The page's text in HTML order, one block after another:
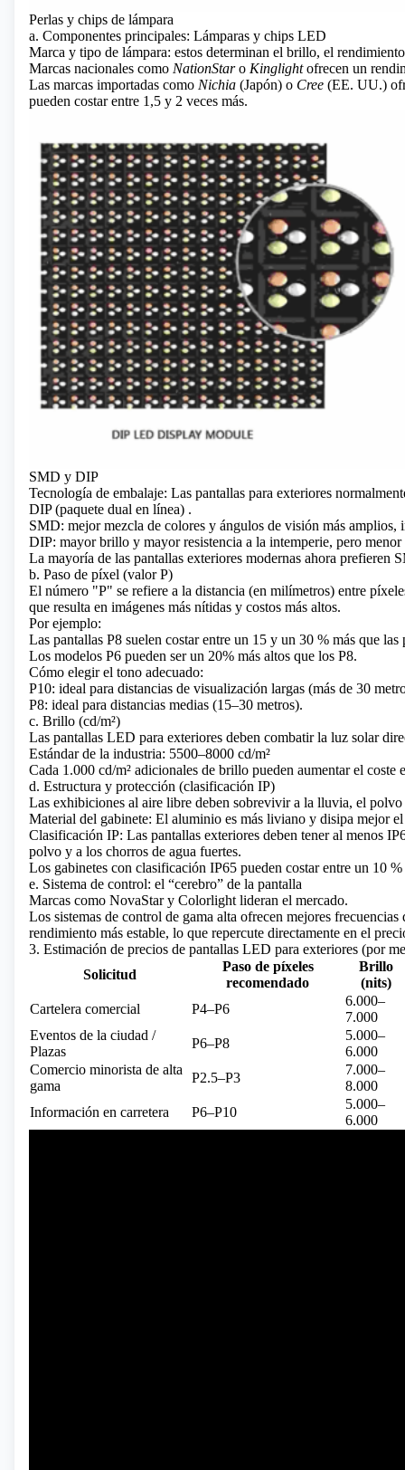
Perlas y chips de lámpara
a. Componentes principales: Lámparas y chips LED
Marca y tipo de lámpara: estos determinan el brillo, el
Marcas nacionales como NationStaro Kinglightofrecen un
Las marcas importadas como Nichia (Japón) o Cree (EE. UU.)
pueden costar entre 1,5 y 2 veces más.
SMD y DIP
Tecnología de embalaje: Las pantallas para exteriores
DIP (paquete dual en línea) .
SMD: mejor mezcla de colores y ángulos de visión más amplios,
DIP: mayor brillo y mayor resistencia a la intemperie, pero
La mayoría de las pantallas exteriores modernas ahora prefieren
b. Paso de píxel (valor P)
El número "P" se refiere a la distancia (en milímetros) entre
que resulta en imágenes más nítidas y costos más altos.
Por ejemplo:
Las pantallas P8 suelen costar entre un 15 y un 30 % más que las
Los modelos P6 pueden ser un 20% más altos que los P8.
Cómo elegir el tono adecuado:
P10: ideal para distancias de visualización largas (más de 30
P8: ideal para distancias medias (15–30 metros).
c. Brillo (cd/m²)
Las pantallas LED para exteriores deben combatir la luz solar
Estándar de la industria: 5500–8000 cd/m²
Cada 1.000 cd/m² adicionales de brillo pueden aumentar el coste
d. Estructura y protección (clasificación IP)
Las exhibiciones al aire libre deben sobrevivir a la lluvia, el
Material del gabinete: El aluminio es más liviano y disipa mejor
Clasificación IP: Las pantallas exteriores deben tener al menos
polvo y a los chorros de agua fuertes.
Los gabinetes con clasificación IP65 pueden costar entre un 10
e. Sistema de control: el “cerebro” de la pantalla
Marcas como NovaStar y Colorlight lideran el mercado.
Los sistemas de control de gama alta ofrecen mejores
rendimiento más estable, lo que repercute directamente en el
3. Estimación de precios de pantallas LED para exteriores (por
Solicitud
Paso de píxeles
recomendado
Brillo
(nits)
Cartelera comercial
P4–P6
6.000–
7.000
Eventos de la ciudad /
Plazas
P6–P8
5.000–
6.000
Comercio minorista de alta
gama
P2.5–P3
7.000–
8.000
Información en carretera
P6–P10
5.000–
6.000